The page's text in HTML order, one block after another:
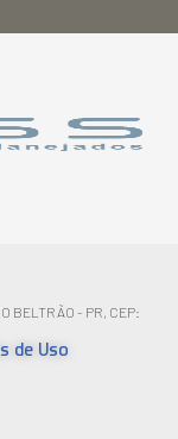
BELTRÃO - PR, CEP:
de Uso